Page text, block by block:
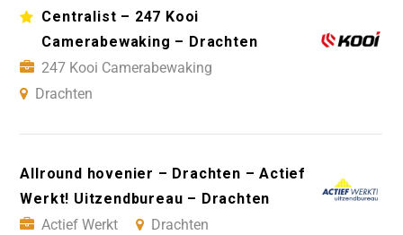
Centralist – 247 Kooi
Camerabewaking – Drachten
247 Kooi Camerabewaking
Drachten
Allround hovenier – Drachten – Actief
Werkt! Uitzendbureau – Drachten
Actief Werkt
Drachten